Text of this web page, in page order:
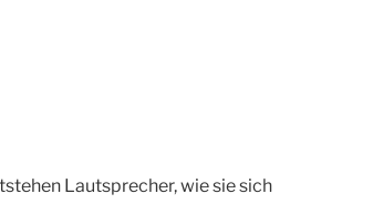
Lautsprecher, wie sie sich